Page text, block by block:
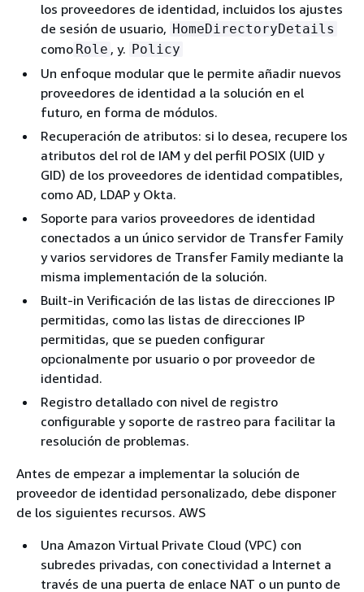
los proveedores de identidad, incluidos los ajustes
de sesión de usuario, HomeDirectoryDetails
como Role , y. Policy
Un enfoque modular que le permite añadir nuevos
proveedores de identidad a la solución en el
futuro, en forma de módulos.
Recuperación de atributos: si lo desea, recupere los
atributos del rol de IAM y del perfil POSIX (UID y
GID) de los proveedores de identidad compatibles,
como AD, LDAP y Okta.
Soporte para varios proveedores de identidad
conectados a un único servidor de Transfer Family
y varios servidores de Transfer Family mediante la
misma implementación de la solución.
Built-in Verificación de las listas de direcciones IP
permitidas, como las listas de direcciones IP
permitidas, que se pueden configurar
opcionalmente por usuario o por proveedor de
identidad.
Registro detallado con nivel de registro
configurable y soporte de rastreo para facilitar la
resolución de problemas.
Antes de empezar a implementar la solución de
proveedor de identidad personalizado, debe disponer
de los siguientes recursos. AWS
Una Amazon Virtual Private Cloud (VPC) con
subredes privadas, con conectividad a Internet a
través de una puerta de enlace NAT o un punto de